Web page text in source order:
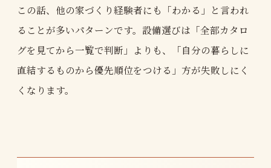
この話、他の家づくり経験者にも「わかる」と言われ
ることが多いパターンです。設備選びは「全部カタロ
グを見てから一覧で判断」よりも、「自分の暮らしに
直結するものから優先順位をつける」方が失敗しにく
くなります。